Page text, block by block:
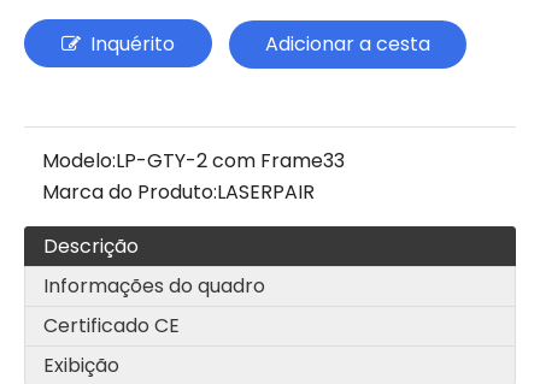
Inquérito Adicionar a cesta
Modelo:LP-GTY-2 com Frame33
Marca do Produto:LASERPAIR
Descrição
Informações do quadro
Certificado CE
Exibição